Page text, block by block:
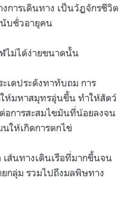
ารเดินทาง เป็นวัฏจักรชีวิต
บชั่วอายุคน
ไม่ได้ง่ายขนาดนั้น
เดประดังทาทับถม การ
ห้มหาสมุทรอุ่นขึ้น ทำให้สัตว์
อการสะสมไขมันที่น้อยลงจน
ให้เกิดการตกไข่
ส้นทางเดินเรือที่มากขึ้นจน
กลุ่ม รวมไปถึงมลพิษทาง